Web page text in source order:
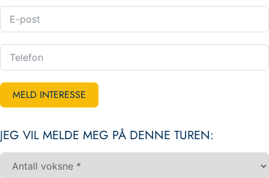
MELD INTERESSE
JEG VIL MELDE MEG PÅ DENNE TUREN: